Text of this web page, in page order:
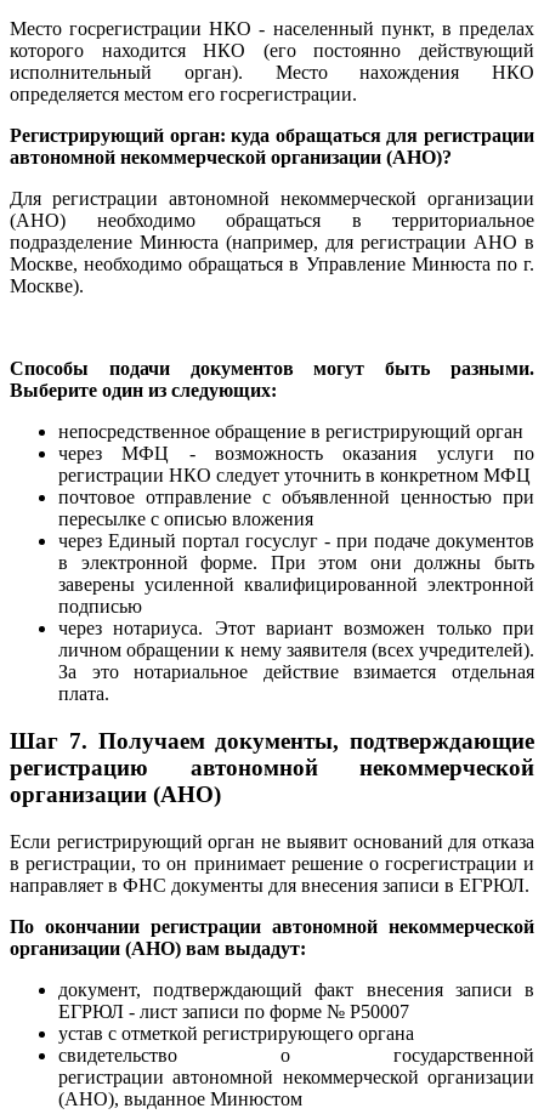
Место госрегистрации НКО - населенный пункт, в пределах
которого находится НКО (его постоянно действующий
исполнительный орган). Место нахождения НКО
определяется местом его госрегистрации.
Регистрирующий орган: куда обращаться для регистрации
автономной некоммерческой организации (АНО)?
Для регистрации автономной некоммерческой организации
(АНО) необходимо обращаться в территориальное
подразделение Минюста (например, для регистрации АНО в
Москве, необходимо обращаться в Управление Минюста по г.
Москве).
Способы подачи документов могут быть разными.
Выберите один из следующих:
непосредственное обращение в регистрирующий орган
через МФЦ - возможность оказания услуги по
регистрации НКО следует уточнить в конкретном МФЦ
почтовое отправление с объявленной ценностью при
пересылке с описью вложения
через Единый портал госуслуг - при подаче документов
в электронной форме. При этом они должны быть
заверены усиленной квалифицированной электронной
подписью
через нотариуса. Этот вариант возможен только при
личном обращении к нему заявителя (всех учредителей).
За это нотариальное действие взимается отдельная
плата.
Шаг 7. Получаем документы, подтверждающие
регистрацию автономной некоммерческой
организации (АНО)
Если регистрирующий орган не выявит оснований для отказа
в регистрации, то он принимает решение о госрегистрации и
направляет в ФНС документы для внесения записи в ЕГРЮЛ.
По окончании регистрации автономной некоммерческой
организации (АНО) вам выдадут:
документ, подтверждающий факт внесения записи в
ЕГРЮЛ - лист записи по форме № Р50007
устав с отметкой регистрирующего органа
свидетельство о государственной
регистрации автономной некоммерческой организации
(АНО), выданное Минюстом